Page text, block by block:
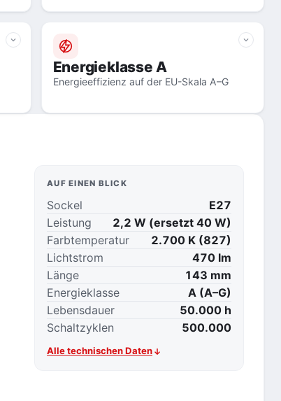
Energieklasse A
Energieeffizienz auf der EU-Skala A–G
AUF EINEN BLICK
Sockel
E27
Leistung
2,2 W (ersetzt 40 W)
Farbtemperatur
2.700 K (827)
Lichtstrom
470 lm
Länge
143 mm
Energieklasse
A (A–G)
Lebensdauer
50.000 h
Schaltzyklen
500.000
Alle technischen Daten